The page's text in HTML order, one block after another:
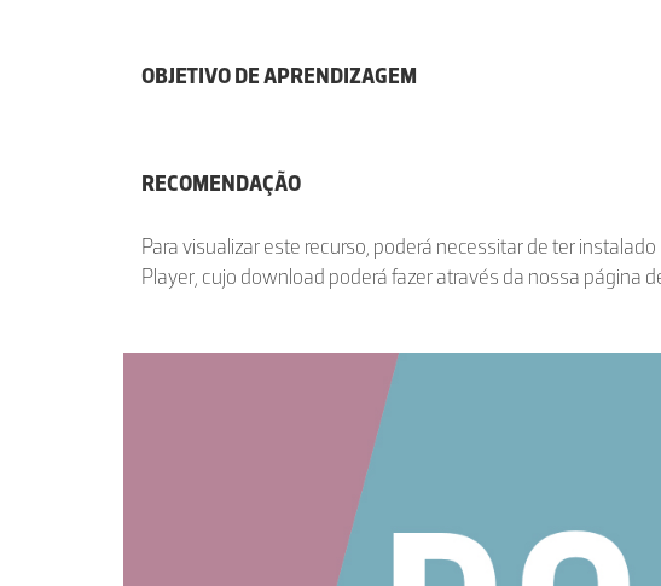
OBJETIVO DE APRENDIZAGEM
RECOMENDAÇÃO
Para visualizar este recurso, poderá necessitar de ter instalado
Player, cujo download poderá fazer através da nossa página